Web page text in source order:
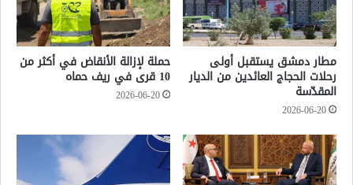
مطار دمشق يستقبل أولى
رحلات الحجاج العائدين من الديار
المقدّسة
2026-06-20
حملة لإزالة الأنقاض في أكثر من
10 قرى في ريف حماه
2026-06-20